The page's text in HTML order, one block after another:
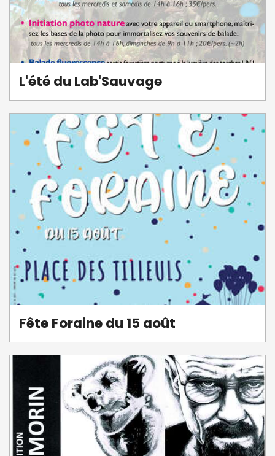
L'été du Lab'Sauvage
Fête Foraine du 15 août